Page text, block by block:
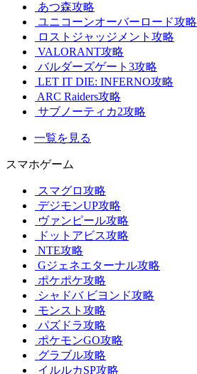
あつ森攻略
ユニコーンオーバーロード攻略
ロストジャッジメント攻略
VALORANT攻略
バルダーズゲート3攻略
LET IT DIE: INFERNO攻略
ARC Raiders攻略
サブノーティカ2攻略
一覧を見る
スマホゲーム
スマグロ攻略
デジモンUP攻略
ヴァンピール攻略
ドットアビス攻略
NTE攻略
Gジェネエターナル攻略
ポケポケ攻略
シャドバ ビヨンド攻略
モンスト攻略
パズドラ攻略
ポケモンGO攻略
グラブル攻略
イルルカSP攻略